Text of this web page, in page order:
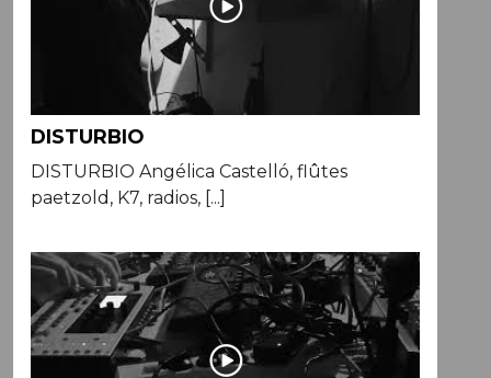
DISTURBIO
DISTURBIO Angélica Castelló, flûtes
paetzold, K7, radios, [...]